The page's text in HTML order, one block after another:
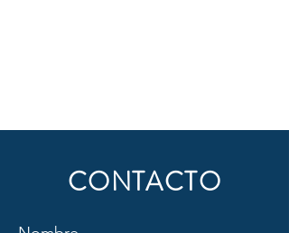
CONTACTO